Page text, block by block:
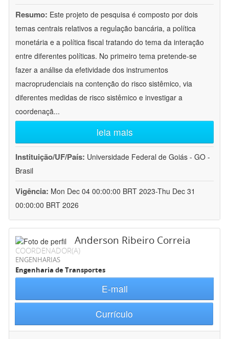
Resumo: Este projeto de pesquisa é composto por dois
temas centrais relativos a regulação bancária, a política
monetária e a política fiscal tratando do tema da interação
entre diferentes políticas. No primeiro tema pretende-se
fazer a análise da efetividade dos instrumentos
macroprudenciais na contenção do risco sistêmico, via
diferentes medidas de risco sistêmico e investigar a
coordenaçã...
leia mais
Instituição/UF/País: Universidade Federal de Goiás - GO -
Brasil
Vigência: Mon Dec 04 00:00:00 BRT 2023-Thu Dec 31
00:00:00 BRT 2026
Anderson Ribeiro Correia
COORDENADOR(A)
ENGENHARIAS
Engenharia de Transportes
E-mail
Currículo